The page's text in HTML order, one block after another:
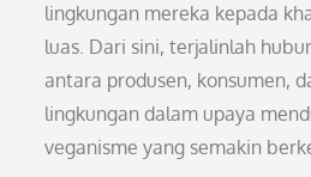
lingkungan mereka kepada
luas. Dari sini, terjalinlah
antara produsen, konsumen,
lingkungan dalam upaya
veganisme yang semakin